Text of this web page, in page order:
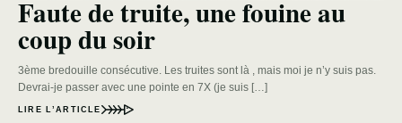
Faute de truite, une fouine au
coup du soir
3ème bredouille consécutive. Les truites sont là , mais moi je n’y suis pas.
Devrai-je passer avec une pointe en 7X (je suis […]
LIRE L’ARTICLE